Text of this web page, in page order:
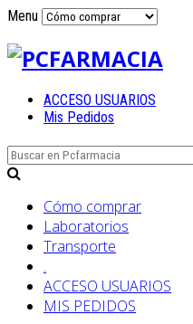
Menu
ACCESO USUARIOS
Mis Pedidos
Cómo comprar
Laboratorios
Transporte
.
ACCESO USUARIOS
MIS PEDIDOS